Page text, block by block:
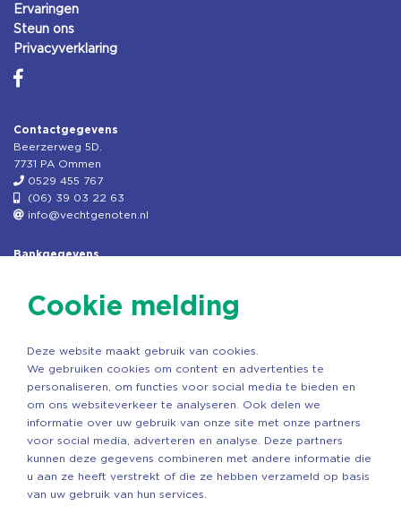
Ervaringen
Steun ons
Privacyverklaring
Contactgegevens
Beerzerweg 5D.
7731 PA Ommen
0529 455 767
(06) 39 03 22 63
info@vechtgenoten.nl
Bankgegevens
Rek.nr: NL85RABO0127579230
Copyright ©2026 Vechtgenoten
Cookie melding
Deze website maakt gebruik van cookies.
We gebruiken cookies om content en advertenties te
personaliseren, om functies voor social media te bieden en
om ons websiteverkeer te analyseren. Ook delen we
informatie over uw gebruik van onze site met onze partners
voor social media, adverteren en analyse. Deze partners
kunnen deze gegevens combineren met andere informatie die
u aan ze heeft verstrekt of die ze hebben verzameld op basis
van uw gebruik van hun services.